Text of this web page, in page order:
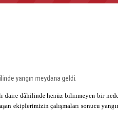
yangın meydana geldi.
dâhilinde henüz bilinmeyen bir
ekiplerimizin çalışmaları sonucu